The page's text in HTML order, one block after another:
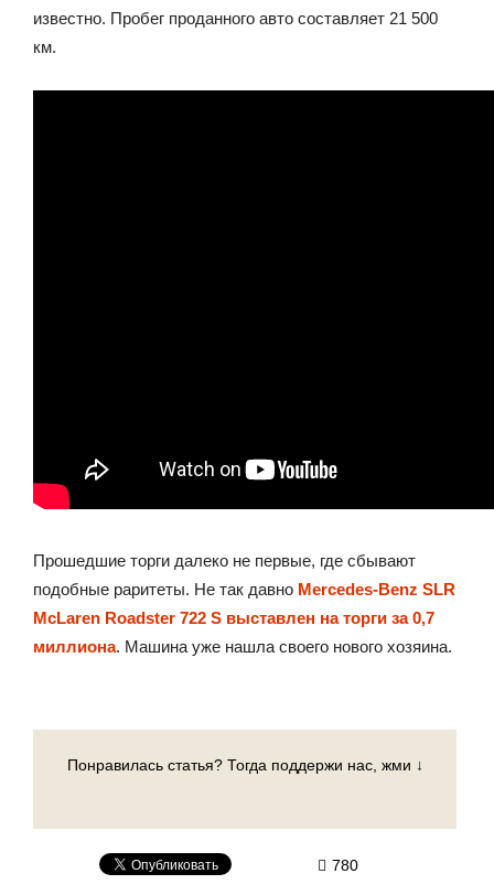
известно. Пробег проданного авто составляет 21 500
км.
Прошедшие торги далеко не первые, где сбывают
подобные раритеты. Не так давно Mercedes-Benz SLR
McLaren Roadster 722 S выставлен на торги за 0,7
миллиона. Машина уже нашла своего нового хозяина.
Понравилась статья? Тогда поддержи нас, жми ↓
780